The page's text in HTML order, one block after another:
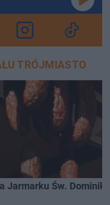
TRÓJMIASTO
Jarmarku Św.